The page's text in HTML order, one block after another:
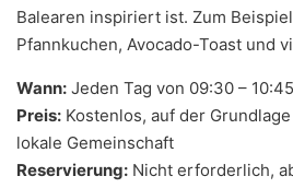
Balearen inspiriert ist. Zum
Pfannkuchen, Avocado-Toast und
Wann: Jeden Tag von 09:30 – 10:45
Preis: Kostenlos, auf der
lokale Gemeinschaft
Reservierung: Nicht erforderlich,